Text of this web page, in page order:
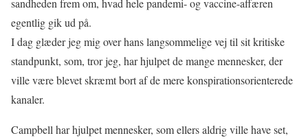
sandheden frem om, hvad hele pandemi- og vaccine-affæren
egentlig gik ud på.
I dag glæder jeg mig over hans langsommelige vej til sit kritiske
standpunkt, som, tror jeg, har hjulpet de mange mennesker, der
ville være blevet skræmt bort af de mere konspirationsorienterede
kanaler.
Campbell har hjulpet mennesker, som ellers aldrig ville have set,